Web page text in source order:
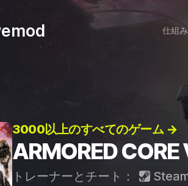
仕組み
3000以上のすべてのゲーム →
ARMORED
トレーナーとチート：